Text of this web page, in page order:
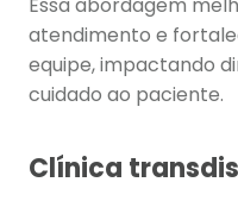
Essa abordagem
atendimento e
equipe, impactando
cuidado ao paciente.
Clínica